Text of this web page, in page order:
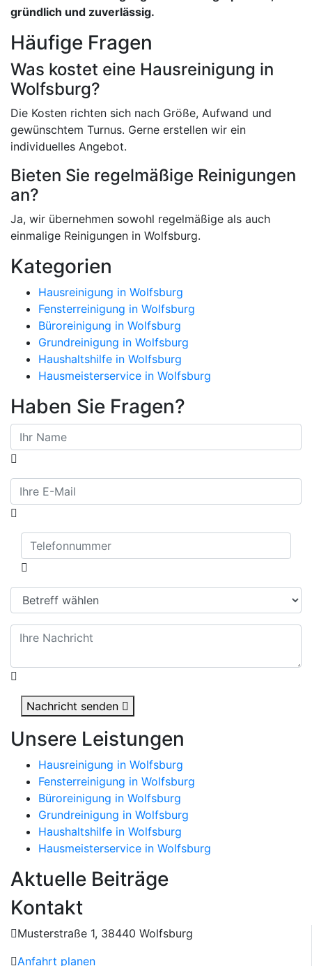
gründlich und zuverlässig.
Häufige Fragen
Was kostet eine Hausreinigung in
Wolfsburg?
Die Kosten richten sich nach Größe, Aufwand und
gewünschtem Turnus. Gerne erstellen wir ein
individuelles Angebot.
Bieten Sie regelmäßige Reinigungen
an?
Ja, wir übernehmen sowohl regelmäßige als auch
einmalige Reinigungen in Wolfsburg.
Kategorien
Hausreinigung in Wolfsburg
Fensterreinigung in Wolfsburg
Büroreinigung in Wolfsburg
Grundreinigung in Wolfsburg
Haushaltshilfe in Wolfsburg
Hausmeisterservice in Wolfsburg
Haben Sie Fragen?
Nachricht senden
Unsere Leistungen
Hausreinigung in Wolfsburg
Fensterreinigung in Wolfsburg
Büroreinigung in Wolfsburg
Grundreinigung in Wolfsburg
Haushaltshilfe in Wolfsburg
Hausmeisterservice in Wolfsburg
Aktuelle Beiträge
Kontakt
Musterstraße 1, 38440 Wolfsburg
Anfahrt planen